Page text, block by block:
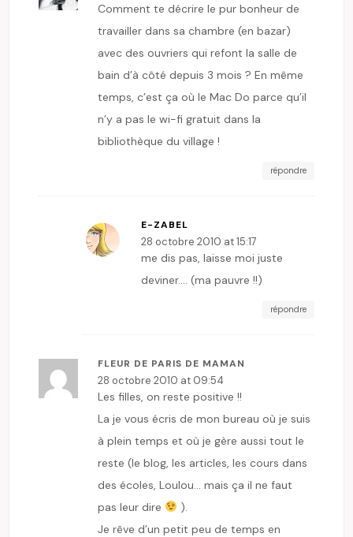
Comment te décrire le pur bonheur de
travailler dans sa chambre (en bazar)
avec des ouvriers qui refont la salle de
bain d’à côté depuis 3 mois ? En même
temps, c’est ça où le Mac Do parce qu’il
n’y a pas le wi-fi gratuit dans la
bibliothèque du village !
répondre
E-ZABEL
28 octobre 2010 at 15:17
me dis pas, laisse moi juste
deviner…. (ma pauvre !!)
répondre
FLEUR DE PARIS DE MAMAN
28 octobre 2010 at 09:54
Les filles, on reste positive !!
La je vous écris de mon bureau où je suis
à plein temps et où je gère aussi tout le
reste (le blog, les articles, les cours dans
des écoles, Loulou… mais ça il ne faut
pas leur dire
).
Je rêve d’un petit peu de temps en